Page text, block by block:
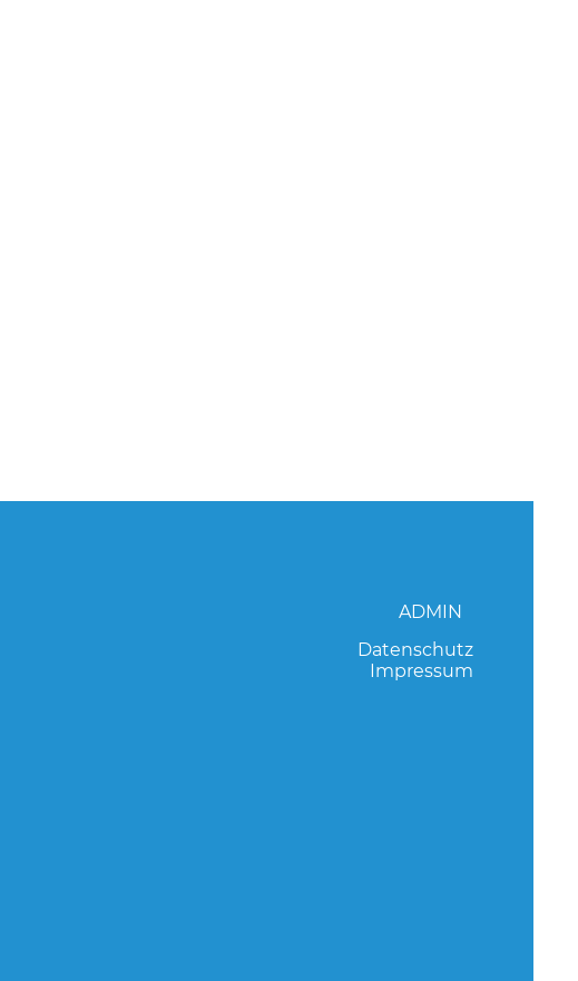
ADMIN
Datenschutz
Impressum